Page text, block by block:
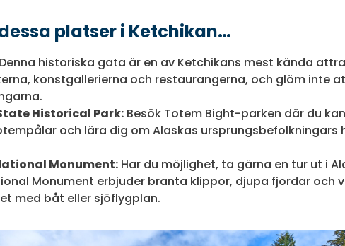
platser i Ketchikan…
Denna historiska gata är en av Ketchikans mest kända
konstgallerierna och restaurangerna, och glöm inte
Historical Park: Besök Totem Bight-parken där du
och lära dig om Alaskas ursprungsbefolkningars
Monument: Har du möjlighet, ta gärna en tur ut i
Monument erbjuder branta klippor, djupa fjordar och
med båt eller sjöflygplan.